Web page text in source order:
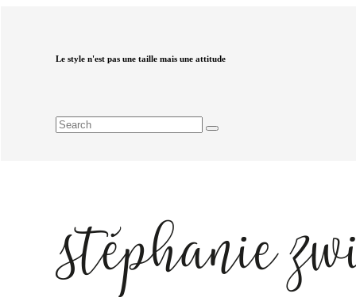
Le style n'est pas une taille mais une attitude